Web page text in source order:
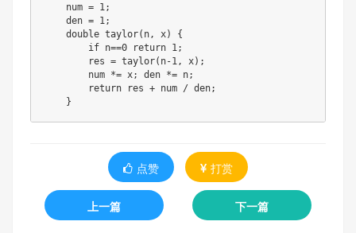
    num = 1;
    den = 1;
    double taylor(n, x) {
        if n==0 return 1;
        res = taylor(n-1, x);
        num *= x; den *= n;
        return res + num / den;
点赞 打赏
上一篇 下一篇